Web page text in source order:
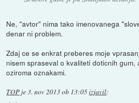
Ne, "avtor" nima tako imenovanega
denar ni problem.
Zdaj ce se enkrat preberes moje
nisem spraseval o kvaliteti doticnih gum,
oziroma oznakami.
TOP je3. nov 2013 ob 13:05izjavil: